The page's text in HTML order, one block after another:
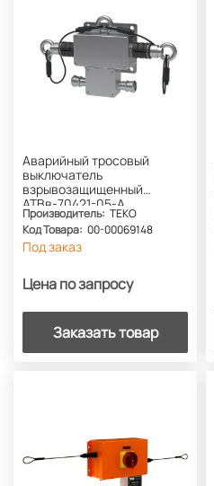
Аварийный тросовый
выключатель
взрывозащищенный
АТВв-70421-05-А
Производитель: ТЕКО
Код Товара: 00-00069148
Под заказ
Цена по запросу
Заказать товар